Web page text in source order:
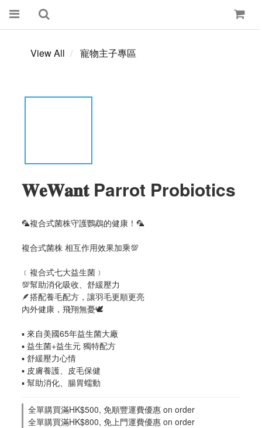
View All 寵物主子專區
𝐖𝐞𝐖𝐚𝐧𝐭 Parrot Probiotics
🦜複合式菌株守護鸚鵡的健康！🦜
複合式菌株 相互作用效果加乘💯
﹝複合式七大益生菌﹞
💯幫助消化吸收、舒緩壓力
🪶搭配養毛配方，讓羽毛更順更亮
內外健康，飛翔無憂🕊️
▪︎ 來自美國65年益生菌大廠
▪︎ 益生菌+益生元 獨特配方
▪︎ 舒緩壓力心情
▪︎ 皮膚養護、皮毛保健
▪︎ 幫助消化、腸胃蠕動
全單購買滿HK$500, 免順豐運費優惠 on order
全單購買滿HK$800, 免上門運費優惠 on order